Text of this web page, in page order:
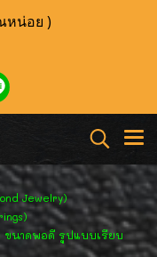
หน่อย )
Jewelry)
ขนาดพอดี รูปแบบเรียบ